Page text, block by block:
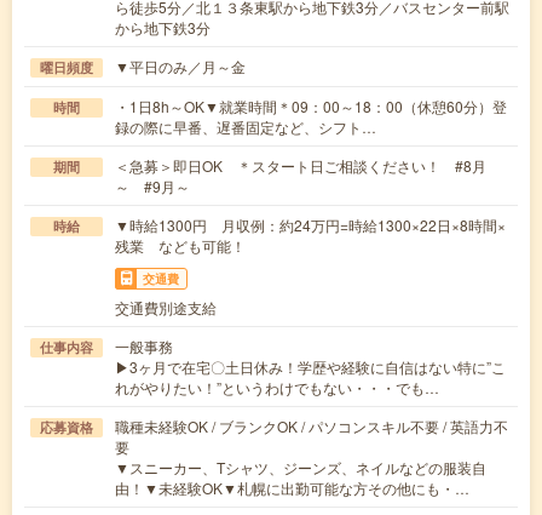
ら徒歩5分／北１３条東駅から地下鉄3分／バスセンター前駅
から地下鉄3分
曜日頻度 ▼平日のみ／月～金
時間
・1日8h～OK▼就業時間＊09：00～18：00（休憩60分）登
録の際に早番、遅番固定など、シフト…
期間
＜急募＞即日OK ＊スタート日ご相談ください！ #8月
～ #9月～
時給
▼時給1300円 月収例：約24万円=時給1300×22日×8時間×
残業 なども可能！
交通費
交通費別途支給
仕事内容
一般事務
▶3ヶ月で在宅〇土日休み！学歴や経験に自信はない特に”こ
れがやりたい！”というわけでもない・・・でも…
応募資格
職種未経験OK / ブランクOK / パソコンスキル不要 / 英語力不
要
▼スニーカー、Tシャツ、ジーンズ、ネイルなどの服装自
由！▼未経験OK▼札幌に出勤可能な方その他にも・…